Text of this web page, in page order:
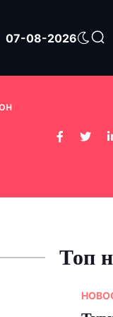
07-08-2026
Топ